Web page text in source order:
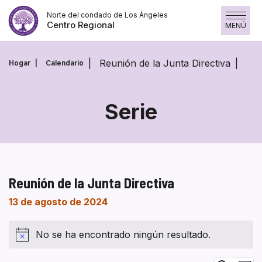
Saltar
contenido
Norte del condado de Los Ángeles
Centro Regional MENÚ
Hogar Calendario Reunión de la Junta Directiva
Serie
Reunión de la Junta Directiva
13 de agosto de 2024
No se ha encontrado ningún resultado.